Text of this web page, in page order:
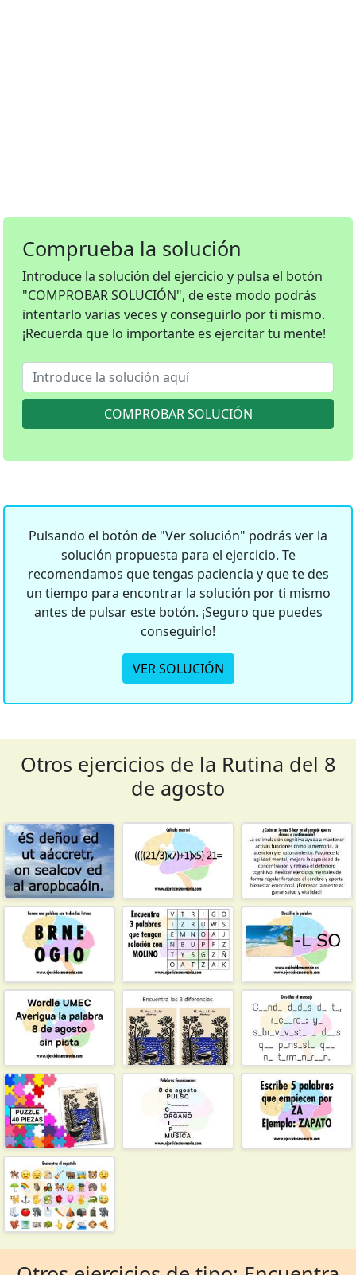
Comprueba la solución
Introduce la solución del ejercicio y pulsa el botón
"COMPROBAR SOLUCIÓN", de este modo podrás
intentarlo varias veces y conseguirlo por ti mismo.
¡Recuerda que lo importante es ejercitar tu mente!
COMPROBAR SOLUCIÓN
Pulsando el botón de "Ver solución" podrás ver la
solución propuesta para el ejercicio. Te
recomendamos que tengas paciencia y que te des
un tiempo para encontrar la solución por ti mismo
antes de pulsar este botón. ¡Seguro que puedes
conseguirlo!
VER SOLUCIÓN
Otros ejercicios de la Rutina del 8
de agosto